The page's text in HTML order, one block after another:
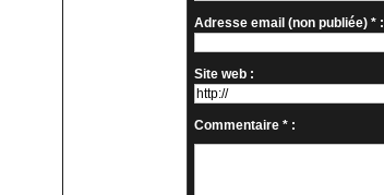
Adresse email (non publiée) * :
Site web :
Commentaire * :